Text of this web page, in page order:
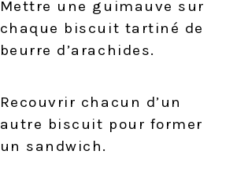
Mettre une guimauve sur
chaque biscuit tartiné de
beurre d’arachides.
Recouvrir chacun d’un
autre biscuit pour former
un sandwich.